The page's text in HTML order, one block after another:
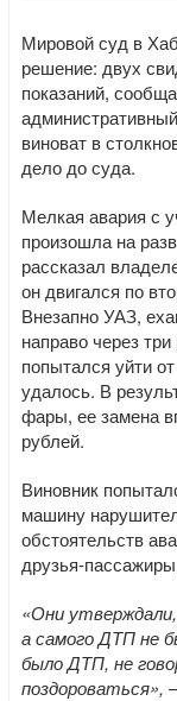
Мировой суд в
решение: двух
показаний,
виноват в
дело до суда.
Мелкая авария с
произошла на
рассказал
он двигался по
Внезапно УАЗ,
направо через
попытался уйти
удалось. В
фары, ее замена
рублей.
Виновник
машину
обстоятельств
друзья-
«Они
а самого ДТП не
было ДТП, не
поздороваться»,